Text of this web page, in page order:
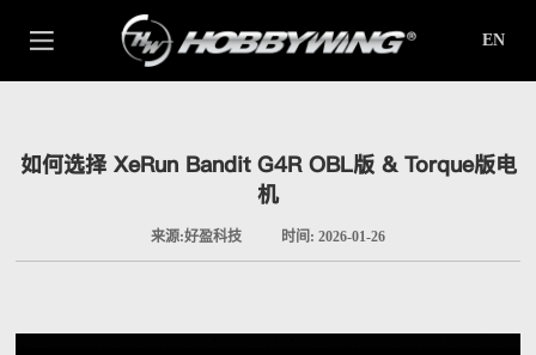
EN
如何选择 XeRun Bandit G4R OBL版 & Torque版电
机
来源:好盈科技 时间: 2026-01-26